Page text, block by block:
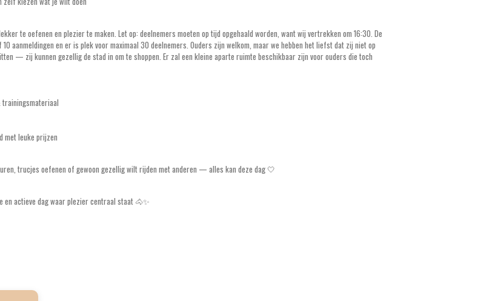
te oefenen en plezier te maken. Let op: deelnemers moeten op tijd opgehaald worden, want wij vertrekken om 16:30. De
aanmeldingen en er is plek voor maximaal 30 deelnemers. Ouders zijn welkom, maar we hebben het liefst dat zij niet op
— zij kunnen gezellig de stad in om te shoppen. Er zal een kleine aparte ruimte beschikbaar zijn voor ouders die toch
trainingsmateriaal
met leuke prijzen
trucjes oefenen of gewoon gezellig wilt rijden met anderen — alles kan deze dag 🤍
en actieve dag waar plezier centraal staat 🐴✨